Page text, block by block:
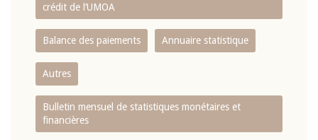
crédit de l‘UMOA
Balance des paiements Annuaire statistique
Autres
Bulletin mensuel de statistiques monétaires et
financières